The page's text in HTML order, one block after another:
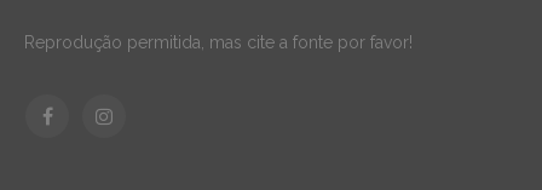
Reprodução permitida, mas cite a fonte por favor!
FacebookInstagram